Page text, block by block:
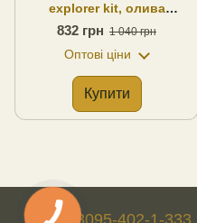
explorer kit, олива
пластик, оригінал Швеція
832 грн 1 040 грн
Оптові ціни
Купити
+38095-402-1-333